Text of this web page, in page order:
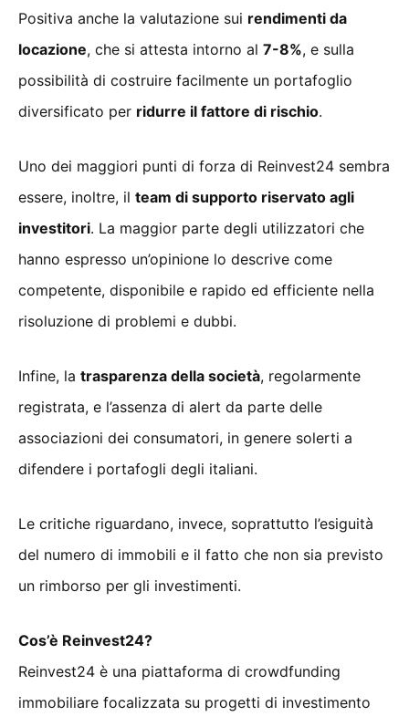
Positiva anche la valutazione sui rendimenti da
locazione, che si attesta intorno al 7-8%, e sulla
possibilità di costruire facilmente un portafoglio
diversificato per ridurre il fattore di rischio.
Uno dei maggiori punti di forza di Reinvest24 sembra
essere, inoltre, il team di supporto riservato agli
investitori. La maggior parte degli utilizzatori che
hanno espresso un’opinione lo descrive come
competente, disponibile e rapido ed efficiente nella
risoluzione di problemi e dubbi.
Infine, la trasparenza della società, regolarmente
registrata, e l’assenza di alert da parte delle
associazioni dei consumatori, in genere solerti a
difendere i portafogli degli italiani.
Le critiche riguardano, invece, soprattutto l’esiguità
del numero di immobili e il fatto che non sia previsto
un rimborso per gli investimenti.
Cos’è Reinvest24?
Reinvest24 è una piattaforma di crowdfunding
immobiliare focalizzata su progetti di investimento